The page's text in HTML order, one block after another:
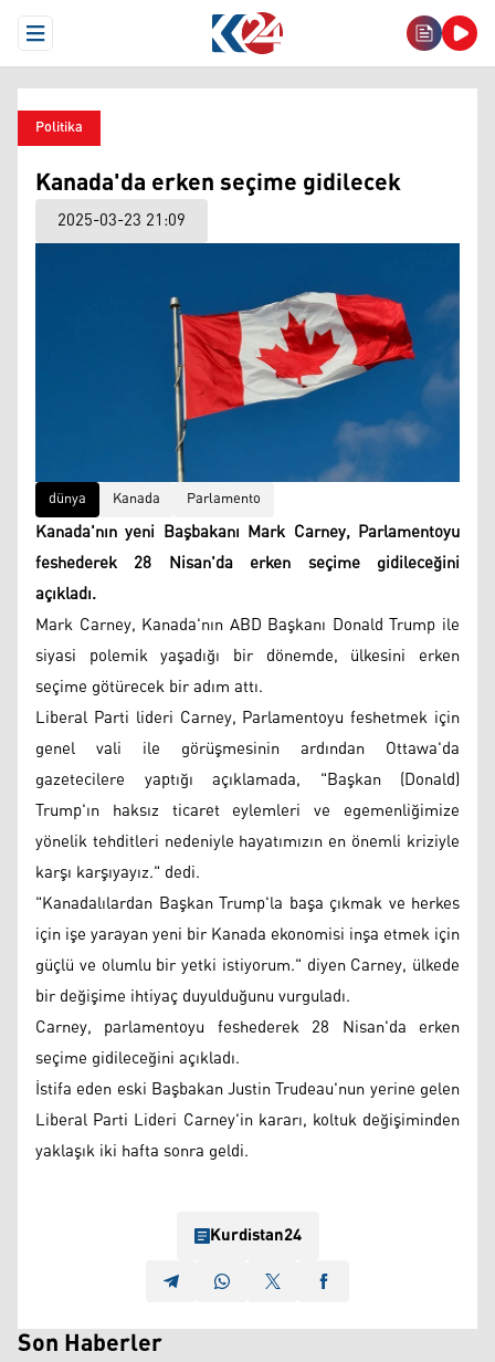
Open Menu
Politika
Kanada'da erken seçime gidilecek
2025-03-23 21:09
dünya Kanada Parlamento
Kanada'nın yeni Başbakanı Mark Carney, Parlamentoyu
feshederek 28 Nisan'da erken seçime gidileceğini
açıkladı.
Mark Carney, Kanada'nın ABD Başkanı Donald Trump ile
siyasi polemik yaşadığı bir dönemde, ülkesini erken
seçime götürecek bir adım attı.
Liberal Parti lideri Carney, Parlamentoyu feshetmek için
genel vali ile görüşmesinin ardından Ottawa'da
gazetecilere yaptığı açıklamada, "Başkan (Donald)
Trump'ın haksız ticaret eylemleri ve egemenliğimize
yönelik tehditleri nedeniyle hayatımızın en önemli kriziyle
karşı karşıyayız." dedi.
"Kanadalılardan Başkan Trump'la başa çıkmak ve herkes
için işe yarayan yeni bir Kanada ekonomisi inşa etmek için
güçlü ve olumlu bir yetki istiyorum." diyen Carney, ülkede
bir değişime ihtiyaç duyulduğunu vurguladı.
Carney, parlamentoyu feshederek 28 Nisan'da erken
seçime gidileceğini açıkladı.
İstifa eden eski Başbakan Justin Trudeau'nun yerine gelen
Liberal Parti Lideri Carney'in kararı, koltuk değişiminden
yaklaşık iki hafta sonra geldi.
Kurdistan24
Son Haberler